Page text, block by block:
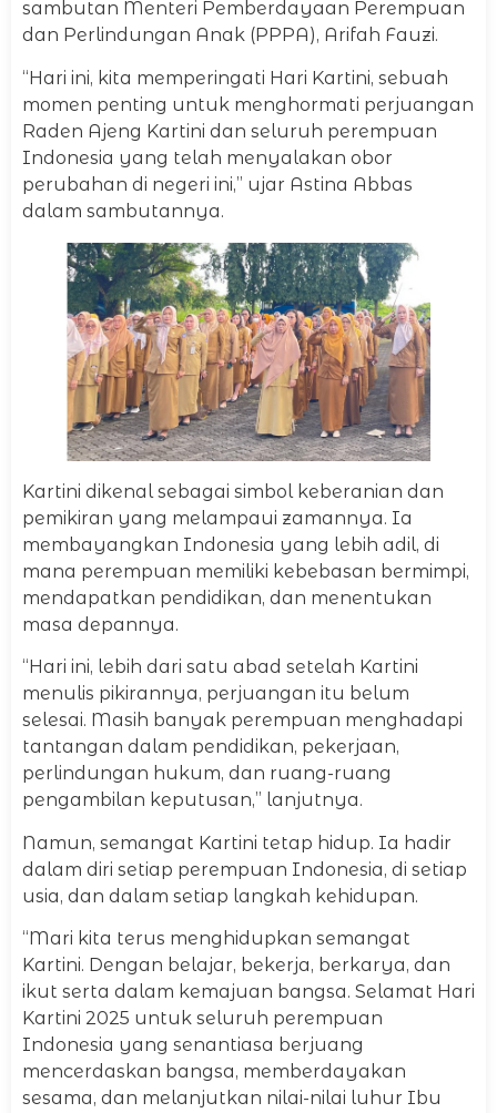
sambutan Menteri Pemberdayaan Perempuan
dan Perlindungan Anak (PPPA), Arifah Fauzi.
“Hari ini, kita memperingati Hari Kartini, sebuah
momen penting untuk menghormati perjuangan
Raden Ajeng Kartini dan seluruh perempuan
Indonesia yang telah menyalakan obor
perubahan di negeri ini,” ujar Astina Abbas
dalam sambutannya.
Kartini dikenal sebagai simbol keberanian dan
pemikiran yang melampaui zamannya. Ia
membayangkan Indonesia yang lebih adil, di
mana perempuan memiliki kebebasan bermimpi,
mendapatkan pendidikan, dan menentukan
masa depannya.
“Hari ini, lebih dari satu abad setelah Kartini
menulis pikirannya, perjuangan itu belum
selesai. Masih banyak perempuan menghadapi
tantangan dalam pendidikan, pekerjaan,
perlindungan hukum, dan ruang-ruang
pengambilan keputusan,” lanjutnya.
Namun, semangat Kartini tetap hidup. Ia hadir
dalam diri setiap perempuan Indonesia, di setiap
usia, dan dalam setiap langkah kehidupan.
“Mari kita terus menghidupkan semangat
Kartini. Dengan belajar, bekerja, berkarya, dan
ikut serta dalam kemajuan bangsa. Selamat Hari
Kartini 2025 untuk seluruh perempuan
Indonesia yang senantiasa berjuang
mencerdaskan bangsa, memberdayakan
sesama, dan melanjutkan nilai-nilai luhur Ibu